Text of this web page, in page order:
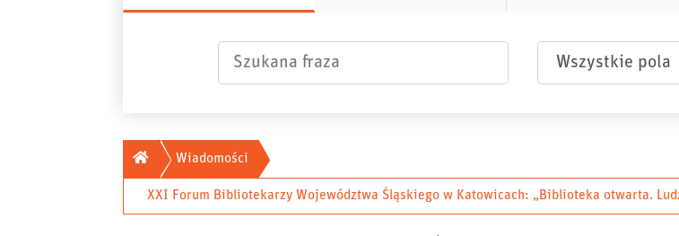
GłównaWiadomości
XXI Forum Bibliotekarzy Województwa Śląskiego w Katowicach: „Biblioteka otwarta.